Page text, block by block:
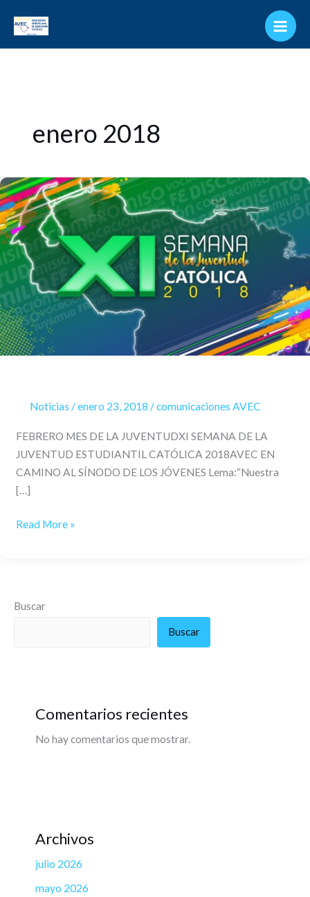
enero 2018
Noticias /enero 23, 2018 /comunicaciones AVEC
FEBRERO MES DE LA JUVENTUDXI SEMANA DE LA
JUVENTUD ESTUDIANTIL CATÓLICA 2018AVEC EN
CAMINO AL SÍNODO DE LOS JÓVENES Lema:“Nuestra
[…]
Semana
de
la
Juventud
Read More »
Buscar
Buscar
Comentarios recientes
No hay comentarios que mostrar.
Archivos
julio 2026
mayo 2026